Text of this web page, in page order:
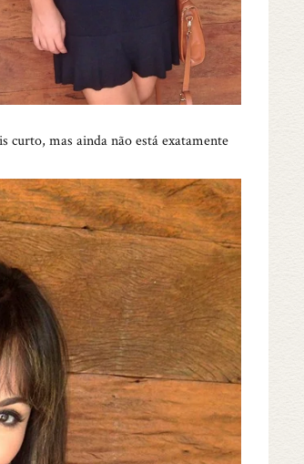
curto, mas ainda não está exatamente